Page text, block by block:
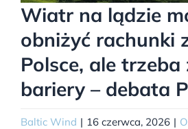
Wiatr na lądzie
obniżyć rachunki
Polsce, ale trzeba
bariery – debata
Baltic Wind | 16 czerwca, 2026 |